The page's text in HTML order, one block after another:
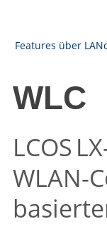
Features über
WLC
LCOS LX
WLAN-